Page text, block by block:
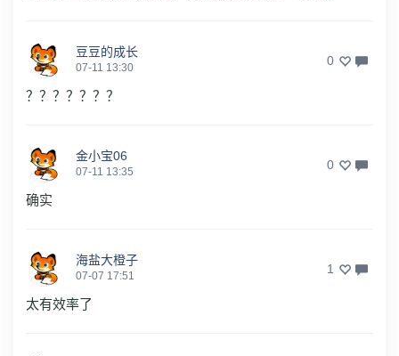
豆豆的成长
07-11 13:30 0
？？？？？？？
金小宝06
07-11 13:35 0
确实
海盐大橙子
07-07 17:51 1
太有效率了